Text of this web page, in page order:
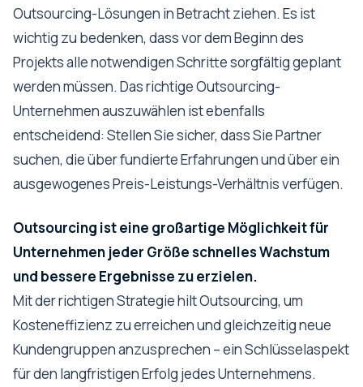
Outsourcing-Lösungen in Betracht ziehen. Es ist
wichtig zu bedenken, dass vor dem Beginn des
Projekts alle notwendigen Schritte sorgfältig geplant
werden müssen. Das richtige Outsourcing-
Unternehmen auszuwählen ist ebenfalls
entscheidend: Stellen Sie sicher, dass Sie Partner
suchen, die über fundierte Erfahrungen und über ein
ausgewogenes Preis-Leistungs-Verhältnis verfügen.
Outsourcing ist eine großartige Möglichkeit für
Unternehmen jeder Größe schnelles Wachstum
und bessere Ergebnisse zu erzielen.
Mit der richtigen Strategie hilt Outsourcing, um
Kosteneffizienz zu erreichen und gleichzeitig neue
Kundengruppen anzusprechen – ein Schlüsselaspekt
für den langfristigen Erfolg jedes Unternehmens.